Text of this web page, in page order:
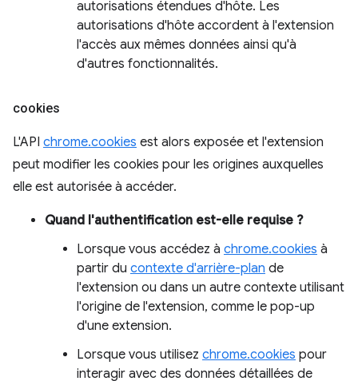
autorisations étendues d'hôte. Les
autorisations d'hôte accordent à l'extension
l'accès aux mêmes données ainsi qu'à
d'autres fonctionnalités.
cookies
L'API chrome.cookies est alors exposée et l'extension
peut modifier les cookies pour les origines auxquelles
elle est autorisée à accéder.
Quand l'authentification est-elle requise ?
Lorsque vous accédez à chrome.cookies à
partir du contexte d'arrière-plan de
l'extension ou dans un autre contexte utilisant
l'origine de l'extension, comme le pop-up
d'une extension.
Lorsque vous utilisez chrome.cookies pour
interagir avec des données détaillées de